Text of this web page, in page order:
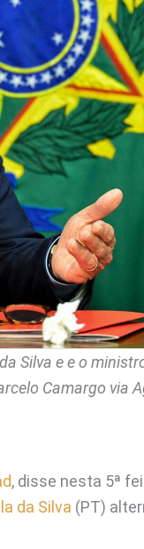
Silva e e o
Camargo via
, disse nesta 5ª
da Silva (PT)